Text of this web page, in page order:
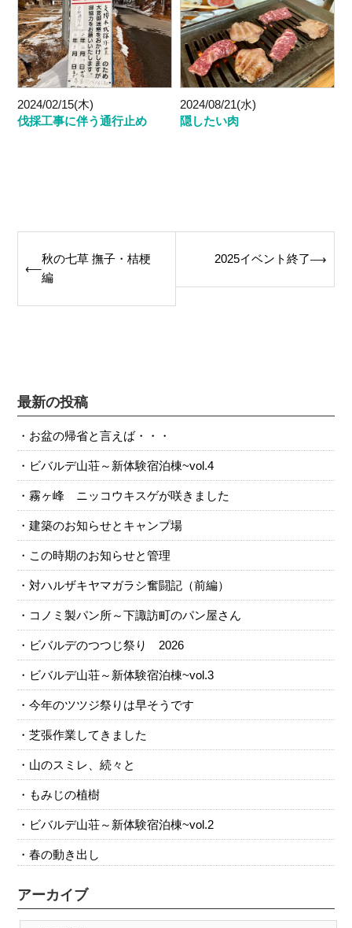
2024/02/15(木)
伐採工事に伴う通行止め
2024/08/21(水)
隠したい肉
Post
navigation
⟵
秋の七草 撫子・桔梗
編
2025イベント終了⟶
最新の投稿
お盆の帰省と言えば・・・
ビバルデ山荘～新体験宿泊棟~vol.4
霧ヶ峰 ニッコウキスゲが咲きました
建築のお知らせとキャンプ場
この時期のお知らせと管理
対ハルザキヤマガラシ奮闘記（前編）
コノミ製パン所～下諏訪町のパン屋さん
ビバルデのつつじ祭り 2026
ビバルデ山荘～新体験宿泊棟~vol.3
今年のツツジ祭りは早そうです
芝張作業してきました
山のスミレ、続々と
もみじの植樹
ビバルデ山荘～新体験宿泊棟~vol.2
春の動き出し
アーカイブ